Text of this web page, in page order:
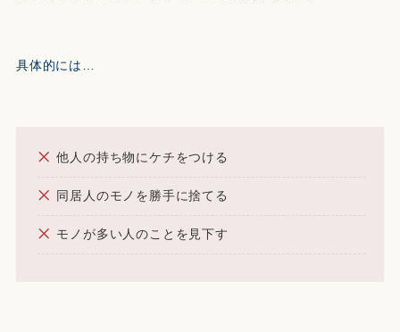
具体的には…
他人の持ち物にケチをつける
同居人のモノを勝手に捨てる
モノが多い人のことを見下す